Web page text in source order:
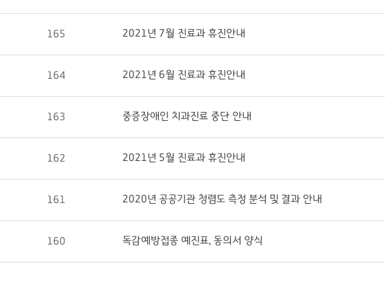
165 2021년 7월 진료과 휴진안내
164 2021년 6월 진료과 휴진안내
163 중증장애인 치과진료 중단 안내
162 2021년 5월 진료과 휴진안내
161 2020년 공공기관 청렴도 측정 분석 및 결과 안내
160 독감예방접종 예진표, 동의서 양식